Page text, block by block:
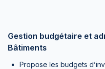
Gestion budgétaire et
Bâtiments
Propose les budgets